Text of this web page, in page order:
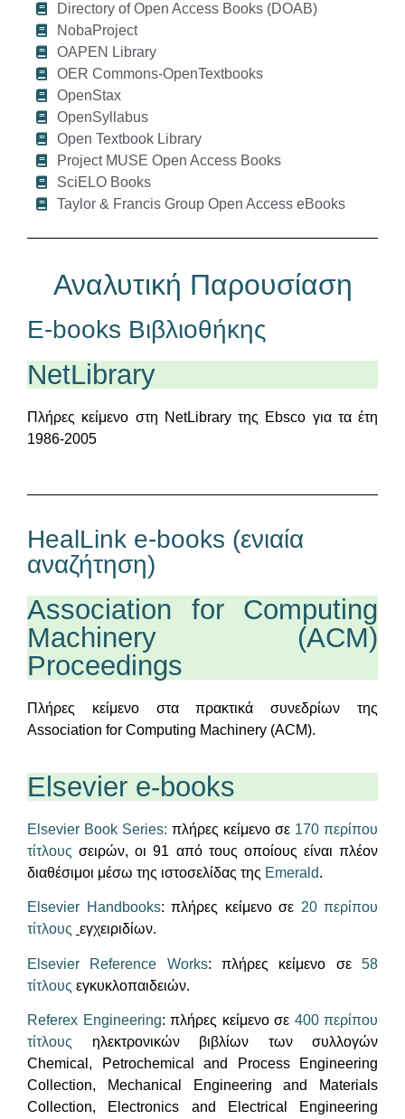
Directory of Open Access Books (DOAB)
NobaProject
OAPEN Library
OER Commons-OpenTextbooks
OpenStax
OpenSyllabus
Open Textbook Library
Project MUSE Open Access Books
SciELO Books
Taylor & Francis Group Open Access eBooks
Αναλυτική Παρουσίαση
E-books Βιβλιοθήκης​
NetLibrary
Πλήρες κείμενο στη NetLibrary της Εbsco για τα έτη
1986-2005
HealLink e-books (ενιαία
αναζήτηση)​
Association for Computing
Machinery (ACM)
Proceedings
Πλήρες κείμενο στα πρακτικά συνεδρίων της
Association for Computing Machinery (ACM).
Elsevier e-books
Elsevier Book Series: πλήρες κείμενο σε 170 περίπου
τίτλους σειρών, οι 91 από τους οποίους είναι πλέον
διαθέσιμοι μέσω της ιστοσελίδας της Emerald.
Elsevier Handbooks: πλήρες κείμενο σε 20 περίπου
τίτλους εγχειριδίων.
Elsevier Reference Works: πλήρες κείμενο σε58
τίτλους εγκυκλοπαιδειών.
Referex Engineering: πλήρες κείμενο σε 400 περίπου
τίτλους ηλεκτρονικών βιβλίων των συλλογών
Chemical, Petrochemical and Process Engineering
Collection, Mechanical Engineering and Materials
Collection, Electronics and Electrical Engineering